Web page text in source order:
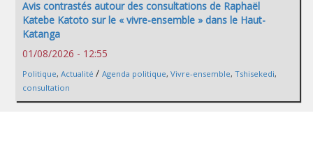
Avis contrastés autour des consultations de Raphaël
Katebe Katoto sur le « vivre-ensemble » dans le Haut-
Katanga
01/08/2026 - 12:55
Politique, Actualité / Agenda politique, Vivre-ensemble, Tshisekedi,
consultation